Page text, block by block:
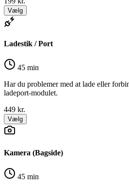
Vælg
Ladestik / Port
45 min
Har du problemer med at lade eller
ladeport-modulet.
449 kr.
Vælg
Kamera (Bagside)
45 min